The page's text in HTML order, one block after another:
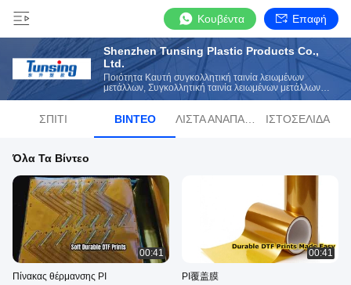
Κουβέντα Επαφή
Shenzhen Tunsing Plastic Products Co.,
Ltd.
Ποιότητα Καυτή συγκολλητική ταινία λειωμένων
μετάλλων, Συγκολλητική ταινία λειωμένων μετάλλων
TPU καυτή κατασκευαστής από την Κίνα
ΣΠΊΤΙ ΒΊΝΤΕΟ ΙΣΤΟΣΕΛΊΔΑ
Όλα Τα Βίντεο
00:41
Πίνακας θέρμανσης PI
00:41
PI覆盖膜